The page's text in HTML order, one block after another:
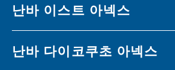
난바 이스트 아넥스
난바 다이코쿠초 아넥스